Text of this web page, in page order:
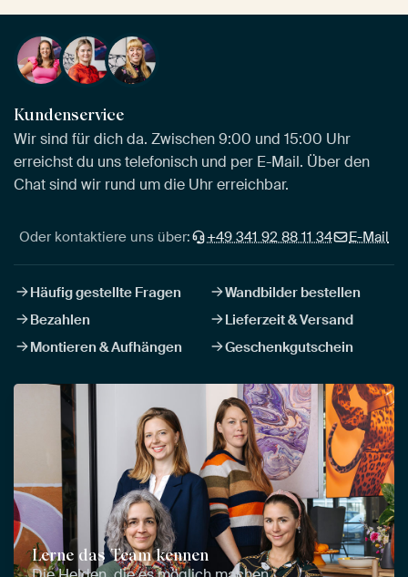
Kundenservice
Wir sind für dich da. Zwischen 9:00 und 15:00 Uhr
erreichst du uns telefonisch und per E-Mail. Über den
Chat sind wir rund um die Uhr erreichbar.
Oder kontaktiere uns über: +49 341 92 88 11 34 E-Mail
Häufig gestellte Fragen
Wandbilder bestellen
Bezahlen
Lieferzeit & Versand
Montieren & Aufhängen
Geschenkgutschein
Lerne das Team kennen